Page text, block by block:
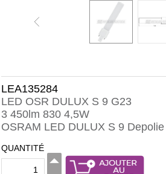
LEA135284
LED OSR DULUX S 9 G23
3 450lm 830 4,5W
OSRAM LED DULUX S 9 Depolie
QUANTITÉ